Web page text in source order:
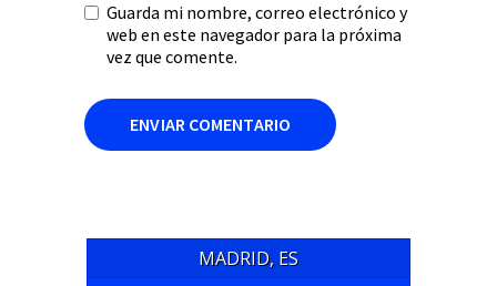
Guarda mi nombre, correo electrónico y
web en este navegador para la próxima
vez que comente.
MADRID, ES